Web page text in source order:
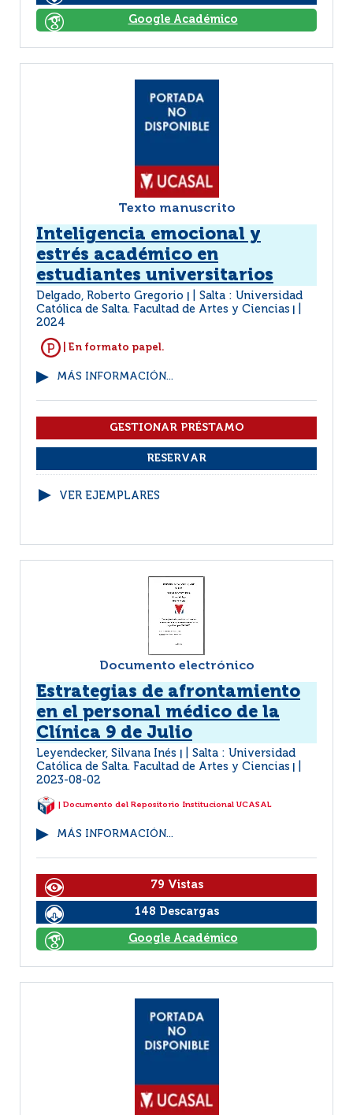
Google Académico
Texto manuscrito
Inteligencia emocional y
estrés académico en
estudiantes universitarios
Delgado, Roberto Gregorio
Salta : Universidad
Católica de Salta. Facultad de Artes y Ciencias
2024
| En formato papel.
MÁS INFORMACIÓN...
VER EJEMPLARES
Documento electrónico
Estrategias de afrontamiento
en el personal médico de la
Clínica 9 de Julio
Leyendecker, Silvana Inés
Salta : Universidad
Católica de Salta. Facultad de Artes y Ciencias
2023-08-02
| Documento del Repositorio Institucional UCASAL
MÁS INFORMACIÓN...
79 Vistas
148 Descargas
Google Académico